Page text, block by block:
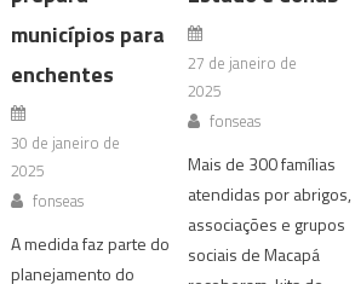
municípios para
enchentes
30 de janeiro de
2025
fonseas
A medida faz parte do
planejamento do
27 de janeiro de
2025
fonseas
Mais de 300 famílias
atendidas por abrigos,
associações e grupos
sociais de Macapá